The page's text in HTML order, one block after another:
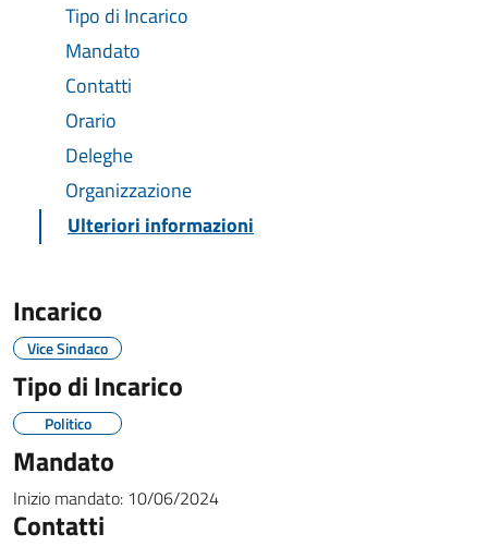
Tipo di Incarico
Mandato
Contatti
Orario
Deleghe
Organizzazione
Ulteriori informazioni
Incarico
Vice Sindaco
Tipo di Incarico
Politico
Mandato
Inizio mandato: 10/06/2024
Contatti